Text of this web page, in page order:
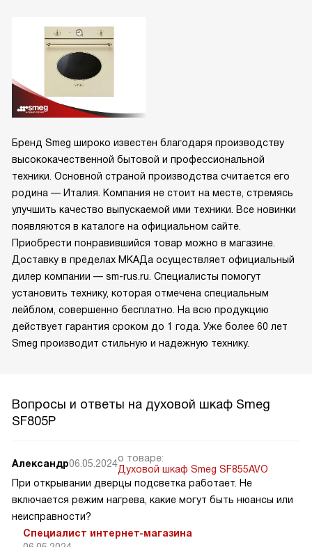
Бренд Smeg широко известен благодаря производству
высококачественной бытовой и профессиональной
техники. Основной страной производства считается его
родина — Италия. Компания не стоит на месте, стремясь
улучшить качество выпускаемой ими техники. Все новинки
появляются в каталоге на официальном сайте.
Приобрести понравившийся товар можно в магазине.
Доставку в пределах МКАДа осуществляет официальный
дилер компании — sm-rus.ru. Специалисты помогут
установить технику, которая отмечена специальным
лейблом, совершенно бесплатно. На всю продукцию
действует гарантия сроком до 1 года. Уже более 60 лет
Smeg производит стильную и надежную технику.
Вопросы и ответы на духовой шкаф Smeg
SF805P
Александр06.05.2024о товаре:
Духовой шкаф Smeg SF855AVO
При открывании дверцы подсветка работает. Не
включается режим нагрева, какие могут быть нюансы или
неисправности?
Специалист интернет-магазина